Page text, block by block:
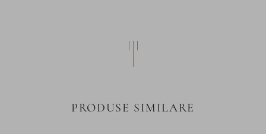
PRODUSE SIMILARE